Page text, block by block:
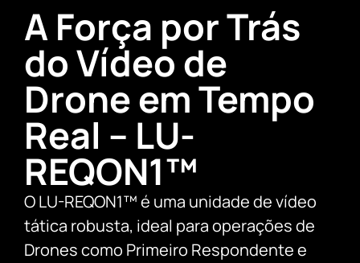
A Força por Trás
do Vídeo de
Drone em Tempo
Real – LU-
REQON1™
O LU-REQON1™ é uma unidade de vídeo
tática robusta, ideal para operações de
Drones como Primeiro Respondente e